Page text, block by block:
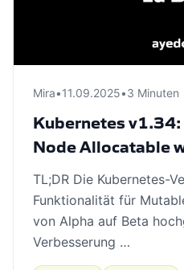
Mira•11.09.2025•3 Minuten
Kubernetes v1.34:
Node Allocatable
TL;DR Die Kubernetes-
Funktionalität für
von Alpha auf Beta
Verbesserung …